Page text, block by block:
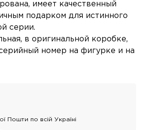
имеет качественный
подарком для истинного
серии.
в оригинальной коробке,
номер на фигурке и на
Пошти по всій Україні